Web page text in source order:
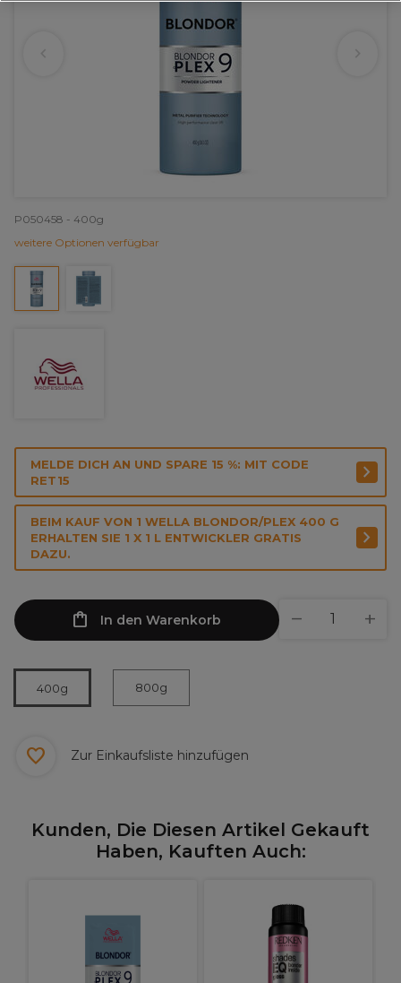
P050458 - 400g
weitere Optionen verfügbar
MELDE DICH AN UND SPARE 15 %: MIT CODE
RET15
BEIM KAUF VON 1 WELLA BLONDOR/PLEX 400 G
ERHALTEN SIE 1 X 1 L ENTWICKLER GRATIS
DAZU.
In den Warenkorb
400g 800g
Zur Einkaufsliste hinzufügen
Kunden, Die Diesen Artikel Gekauft
Haben, Kauften Auch: